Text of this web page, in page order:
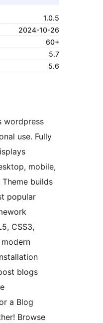
1.0.5
2024-10-26
60+
5.7
5.6
wordpress
use. Fully
mobile,
builds
popular
CSS3,
blogs
a Blog
Browse